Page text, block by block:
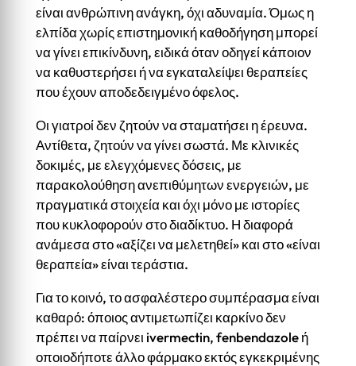
είναι ανθρώπινη ανάγκη, όχι αδυναμία. Όμως η
ελπίδα χωρίς επιστημονική καθοδήγηση μπορεί
να γίνει επικίνδυνη, ειδικά όταν οδηγεί κάποιον
να καθυστερήσει ή να εγκαταλείψει θεραπείες
που έχουν αποδεδειγμένο όφελος.
Οι γιατροί δεν ζητούν να σταματήσει η έρευνα.
Αντίθετα, ζητούν να γίνει σωστά. Με κλινικές
δοκιμές, με ελεγχόμενες δόσεις, με
παρακολούθηση ανεπιθύμητων ενεργειών, με
πραγματικά στοιχεία και όχι μόνο με ιστορίες
που κυκλοφορούν στο διαδίκτυο. Η διαφορά
ανάμεσα στο «αξίζει να μελετηθεί» και στο «είναι
θεραπεία» είναι τεράστια.
Για το κοινό, το ασφαλέστερο συμπέρασμα είναι
καθαρό: όποιος αντιμετωπίζει καρκίνο δεν
πρέπει να παίρνει ivermectin, fenbendazole ή
οποιοδήποτε άλλο φάρμακο εκτός εγκεκριμένης